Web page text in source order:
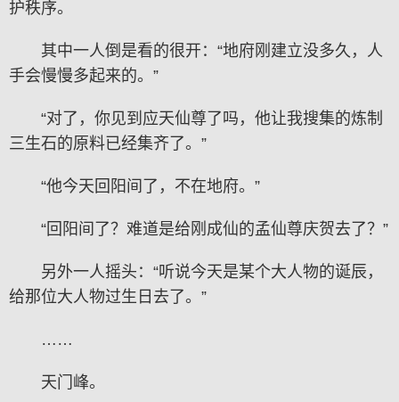
护秩序。
其中一人倒是看的很开：“地府刚建立没多久，人
手会慢慢多起来的。”
“对了，你见到应天仙尊了吗，他让我搜集的炼制
三生石的原料已经集齐了。”
“他今天回阳间了，不在地府。”
“回阳间了？难道是给刚成仙的孟仙尊庆贺去了？”
另外一人摇头：“听说今天是某个大人物的诞辰，
给那位大人物过生日去了。”
……
天门峰。